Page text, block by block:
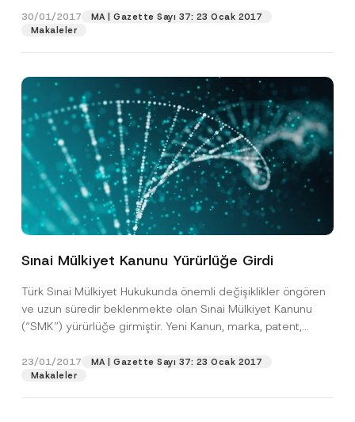
30/01/2017
MA | Gazette Sayı 37: 23 Ocak 2017
Makaleler
Sınai Mülkiyet Kanunu Yürürlüğe Girdi
Türk Sınai Mülkiyet Hukukunda önemli değişiklikler öngören
ve uzun süredir beklenmekte olan Sınai Mülkiyet Kanunu
(“SMK”) yürürlüğe girmiştir. Yeni Kanun, marka, patent,
23/01/2017
MA | Gazette Sayı 37: 23 Ocak 2017
Makaleler